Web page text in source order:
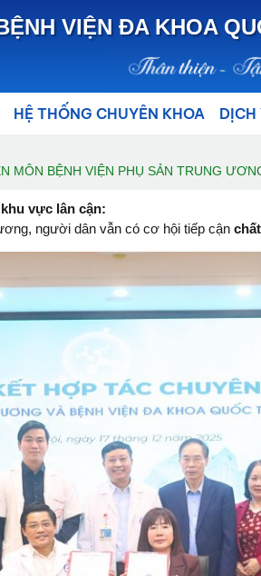
VIỆN ĐA KHOA
HỆ THỐNG CHUYÊN KHOA DỊCH
MÔN BỆNH VIỆN PHỤ SẢN TRUNG
vực lân cận:
người dân vẫn có cơ hội tiếp cận